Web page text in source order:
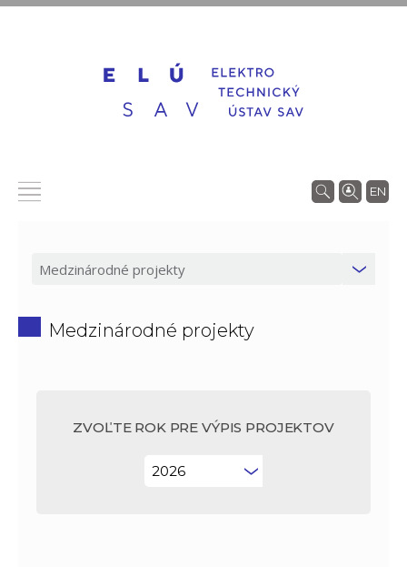
EN
Medzinárodné projekty
ZVOĽTE ROK PRE VÝPIS PROJEKTOV